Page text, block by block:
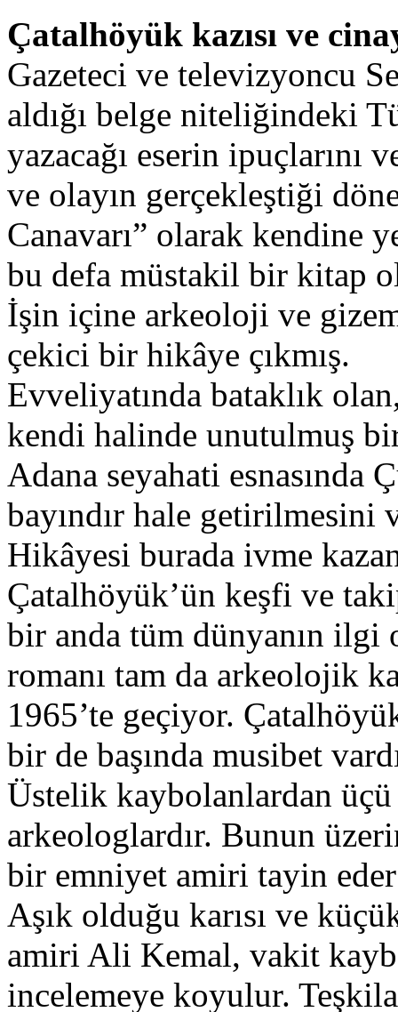
Çatalhöyük kazısı ve
Gazeteci ve televizyoncu
aldığı belge niteliğindeki
yazacağı eserin ipuçlarını
ve olayın gerçekleştiği
Canavarı” olarak kendine
bu defa müstakil bir kitap
İşin içine arkeoloji ve
çekici bir hikâye çıkmış.
Evveliyatında bataklık
kendi halinde unutulmuş
Adana seyahati esnasında
bayındır hale getirilmesini
Hikâyesi burada ivme
Çatalhöyük’ün keşfi ve
bir anda tüm dünyanın ilgi
romanı tam da arkeolojik
1965’te geçiyor.
bir de başında musibet
Üstelik kaybolanlardan
arkeologlardır. Bunun
bir emniyet amiri tayin
Aşık olduğu karısı ve
amiri Ali Kemal, vakit
incelemeye koyulur.